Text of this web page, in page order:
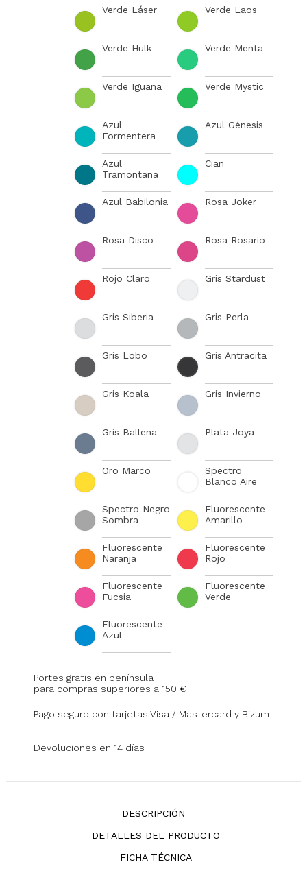
Verde Láser Verde Laos
Verde Hulk Verde Menta
Verde Iguana Verde Mystic
Azul
Formentera
Azul Génesis
Azul
Tramontana
Cian
Azul Babilonia Rosa Joker
Rosa Disco Rosa Rosario
Rojo Claro Gris Stardust
Gris Siberia Gris Perla
Gris Lobo Gris Antracita
Gris Koala Gris Invierno
Gris Ballena Plata Joya
Oro Marco
Spectro
Blanco Aire
Spectro Negro
Sombra
Fluorescente
Amarillo
Fluorescente
Naranja
Fluorescente
Rojo
Fluorescente
Fucsia
Fluorescente
Verde
Fluorescente
Azul
Portes gratis en península
para compras superiores a 150 €
Pago seguro con tarjetas Visa / Mastercard y Bizum
Devoluciones en 14 días
DESCRIPCIÓN
DETALLES DEL PRODUCTO
FICHA TÉCNICA